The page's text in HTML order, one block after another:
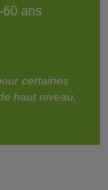
60 ans
certaines
haut niveau,